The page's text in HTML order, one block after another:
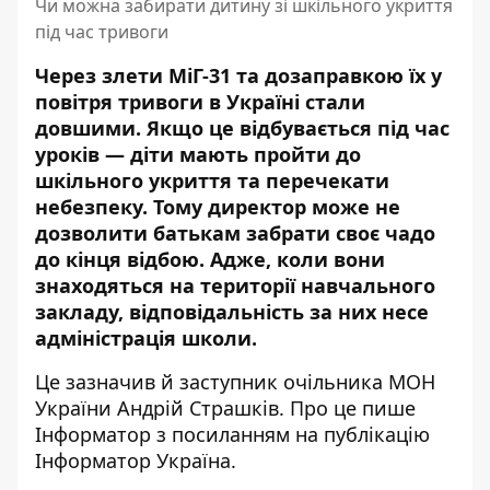
Чи можна забирати дитину зі шкільного укриття
під час тривоги
Через злети МіГ-31 та дозаправкою їх у
повітря тривоги в Україні стали
довшими. Якщо це відбувається під час
уроків — діти мають пройти до
шкільного укриття та перечекати
небезпеку. Тому директор може не
дозволити батькам забрати своє чадо
до кінця відбою. Адже, коли вони
знаходяться на території навчального
закладу, відповідальність за них несе
адміністрація школи.
Це зазначив й заступник очільника МОН
України Андрій Страшків. Про це пише
Інформатор з посиланням на публікацію
Інформатор Україна.